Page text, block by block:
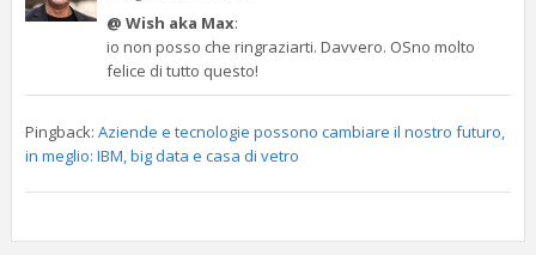
@ Wish aka Max:
io non posso che ringraziarti. Davvero. OSno molto
felice di tutto questo!
Pingback: Aziende e tecnologie possono cambiare il nostro futuro,
in meglio: IBM, big data e casa di vetro